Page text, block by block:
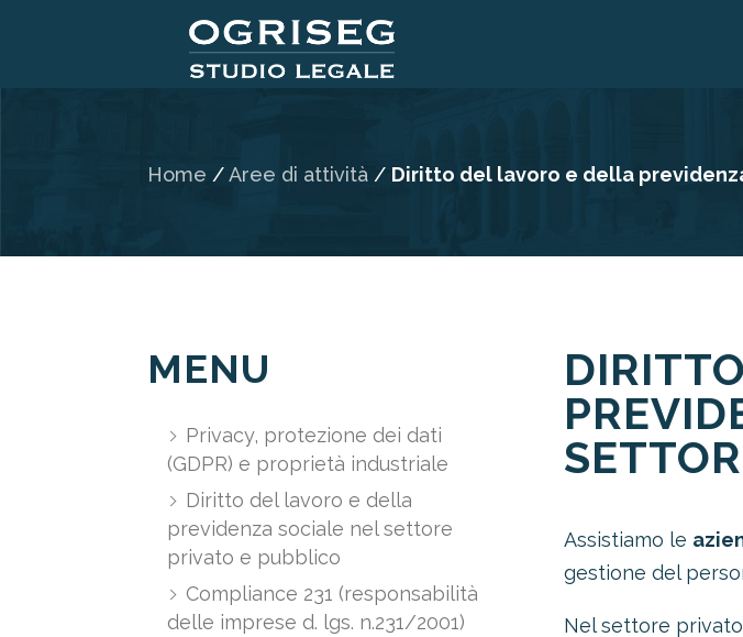
Home /Aree di attività / Diritto del lavoro e della
MENU
Privacy, protezione dei dati
(GDPR) e proprietà industriale
Diritto del lavoro e della
previdenza sociale nel settore
privato e pubblico
Compliance 231 (responsabilità
delle imprese d. lgs. n.231/2001)
Assistiamo le
gestione del
Nel settore